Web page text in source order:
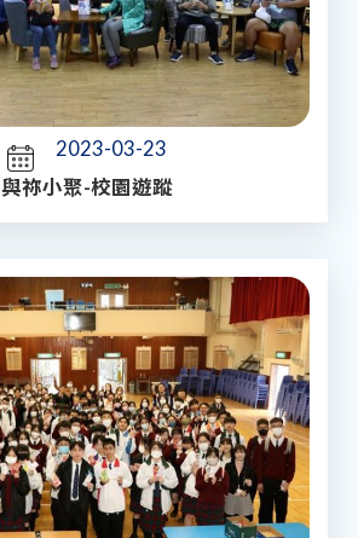
2023-03-23
與祢小聚-校園遊蹤